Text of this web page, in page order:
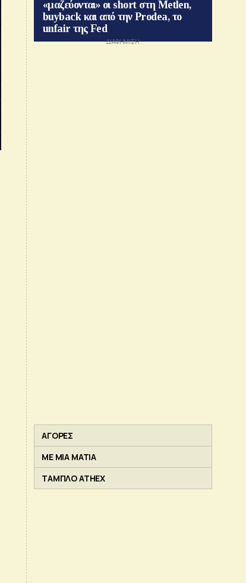
«μαζεύονται» οι short στη Metlen,
buyback και από την Prodea, το
unfair της Fed
ΑΓΟΡΕΣ
ΜΕ ΜΙΑ ΜΑΤΙΑ
ΤΑΜΠΛΟ ATHEX